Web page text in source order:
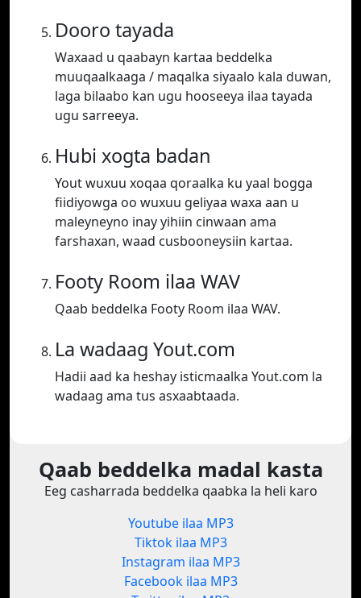
Dooro tayada
Waxaad u qaabayn kartaa beddelka
muuqaalkaaga / maqalka siyaalo kala duwan,
laga bilaabo kan ugu hooseeya ilaa tayada
ugu sarreeya.
Hubi xogta badan
Yout wuxuu xoqaa qoraalka ku yaal bogga
fiidiyowga oo wuxuu geliyaa waxa aan u
maleyneyno inay yihiin cinwaan ama
farshaxan, waad cusbooneysiin kartaa.
Footy Room ilaa WAV
Qaab beddelka Footy Room ilaa WAV.
La wadaag Yout.com
Hadii aad ka heshay isticmaalka Yout.com la
wadaag ama tus asxaabtaada.
Qaab beddelka madal kasta
Eeg casharrada beddelka qaabka la heli karo
Youtube ilaa MP3
Tiktok ilaa MP3
Instagram ilaa MP3
Facebook ilaa MP3